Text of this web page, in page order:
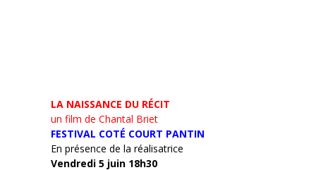
LA NAISSANCE DU RÉCIT
un film de Chantal Briet
FESTIVAL COTÉ COURT PANTIN
En présence de la réalisatrice
Vendredi 5 juin 18h30